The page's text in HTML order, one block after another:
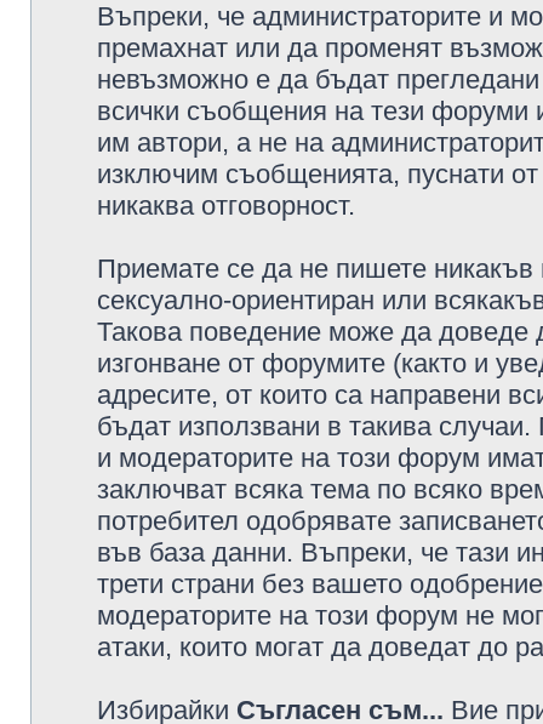
Въпреки, че администраторите и
премахнат или да променят
невъзможно е да бъдат
всички съобщения на тези форуми
им автори, а не на
изключим съобщенията, пуснати
никаква отговорност.
Приемате се да не пишете никакъв
сексуално-ориентиран или
Такова поведение може да доведе
изгонване от форумите (както и
адресите, от които са направени
бъдат използвани в такива
и модераторите на този форум
заключват всяка тема по всяко
потребител одобрявате
във база данни. Въпреки, че тази
трети страни без вашето
модераторите на този форум не
атаки, които могат да доведат до
Избирайки Съгласен съм... Вие